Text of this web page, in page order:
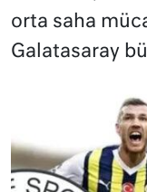
orta saha
Galatasaray